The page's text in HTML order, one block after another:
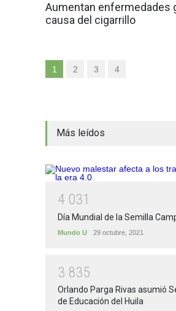
Aumentan enfermedades
causa del cigarrillo
1 2 3 4
Más leídos
4 031
Día Mundial de la Semilla
Mundo U 29 octubre, 2021
3 835
Orlando Parga Rivas asumió
de Educación del Huila